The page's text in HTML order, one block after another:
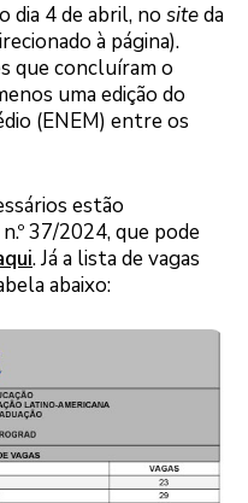
dia 4 de abril, no siteda
à página).
que concluíram o
uma edição do
(ENEM) entre os
estão
37/2024, que pode
. Já a lista de vagas
abaixo: